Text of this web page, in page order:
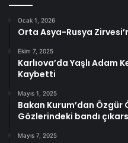
Ocak 1, 2026
Orta Asya-Rusya
Ekim 7, 2025
Karlıova’da Yaşlı Adam
Kaybetti
Mayıs 1, 2025
Bakan Kurum’dan
Gözlerindeki bandı
Mayıs 7, 2025